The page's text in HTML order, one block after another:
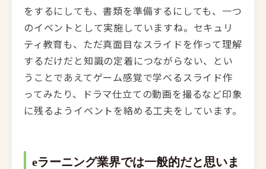
をするにしても、書類を準備するにしても、一つ
のイベントとして実施していますね。セキュリ
ティ教育も、ただ真面目なスライドを作って理解
するだけだと知識の定着につながらない、とい
うことであえてゲーム感覚で学べるスライド作
ってみたり、ドラマ仕立ての動画を撮るなど印象
に残るようイベントを絡める工夫をしています。
eラーニング業界では一般的だと思いま